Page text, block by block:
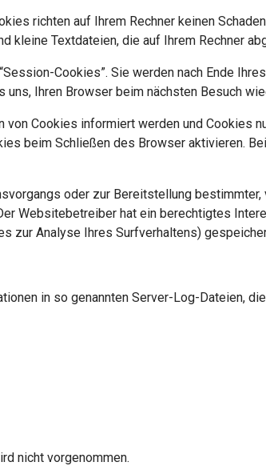
richten auf Ihrem Rechner keinen
kleine Textdateien, die auf Ihrem Rechner
Cookies”. Sie werden nach Ende
Ihren Browser beim nächsten Besuch
Cookies informiert werden und Cookies
beim Schließen des Browser aktivieren.
oder zur Bereitstellung
Websitebetreiber hat ein berechtigtes
zur Analyse Ihres Surfverhaltens)
in so genannten Server-Log-Dateien,
nicht vorgenommen.